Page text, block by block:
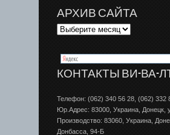
АРХИВ САЙТА
КОНТАКТЫ ВИ-ВА-
Телефон: (062) 340 56 28, (062) 332
Юр.Адрес: 83000, Украина, Донецк,
Производство: 83060, Украина,
Донбаcса, 94-Б